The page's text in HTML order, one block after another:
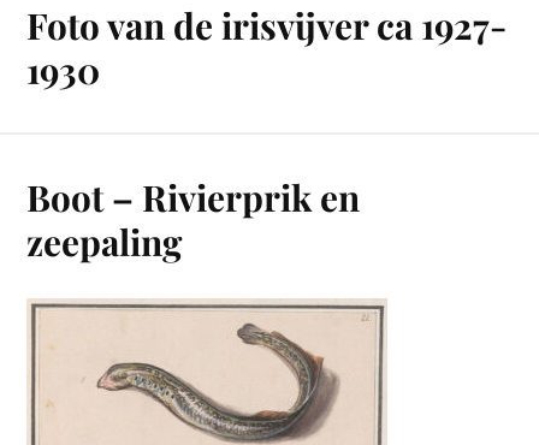
Foto van de irisvijver ca 1927-
1930
Boot – Rivierprik en
zeepaling